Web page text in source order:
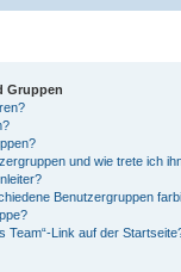
Gruppen
und wie trete ich
Benutzergruppen
Team“-Link auf der